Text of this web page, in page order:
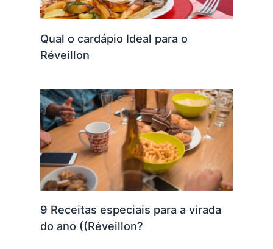
Qual o cardápio Ideal para o
Réveillon
9 Receitas especiais para a virada
do ano ((Réveillon?